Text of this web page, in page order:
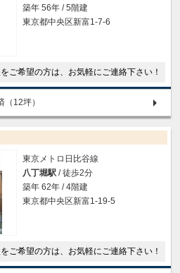
築年 56年 / 5階建
東京都中央区新富1-7-6
希望の方は、お気軽にご連絡下さい！
12坪）
東京メトロ日比谷線
八丁堀駅 / 徒歩2分
築年 62年 / 4階建
東京都中央区新富1-19-5
希望の方は、お気軽にご連絡下さい！